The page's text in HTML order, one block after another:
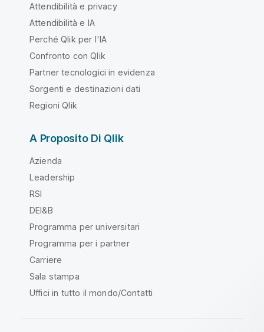
Attendibilità e privacy
Attendibilità e IA
Perché Qlik per l'IA
Confronto con Qlik
Partner tecnologici in evidenza
Sorgenti e destinazioni dati
Regioni Qlik
A Proposito Di Qlik
Azienda
Leadership
RSI
DEI&B
Programma per universitari
Programma per i partner
Carriere
Sala stampa
Uffici in tutto il mondo/Contatti